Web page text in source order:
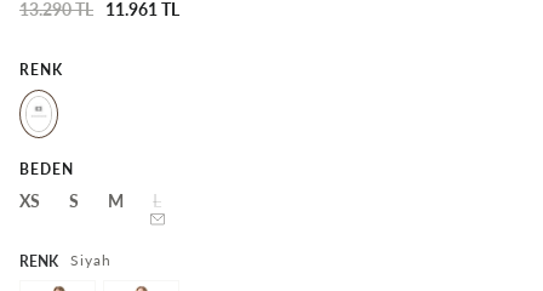
13.290 TL 11.961 TL
RENK
BEDEN
XS S M L
RENK Siyah